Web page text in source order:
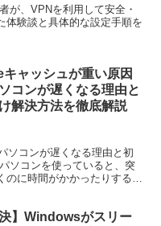
が、VPNを利用して安全・
体験談と具体的な設定手順を
ャッシュが重い原因
コンが遅くなる理由と
解決方法を徹底解説
ソコンが遅くなる理由と初
ソコンを使っていると、突
のに時間がかかったりするこ
決】Windowsがスリー